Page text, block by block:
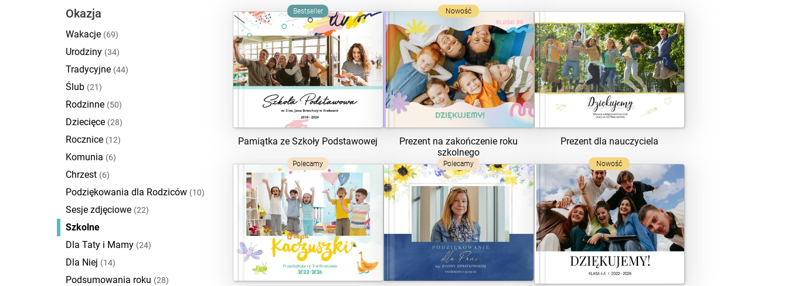
Okazja
Wakacje (69)
Urodziny (34)
Tradycyjne (44)
Ślub (21)
Rodzinne (50)
Dziecięce (28)
Rocznice (12)
Komunia (6)
Chrzest (6)
Podziękowania dla Rodziców (10)
Sesje zdjęciowe (22)
Szkolne
Dla Taty i Mamy (24)
Dla Niej (14)
Podsumowania roku (28)
Bestseller
Pamiątka ze Szkoły Podstawowej
ZOBACZ SZABLON
Nowość
Prezent na zakończenie roku
szkolnego
ZOBACZ SZABLON
Prezent dla nauczyciela
ZOBACZ SZABLON
Polecamy
ZOBACZ SZABLON
Polecamy
ZOBACZ SZABLON
Nowość
ZOBACZ SZABLON